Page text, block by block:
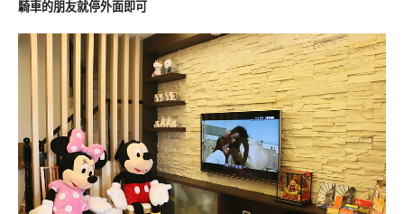
騎車的朋友就停外面即可